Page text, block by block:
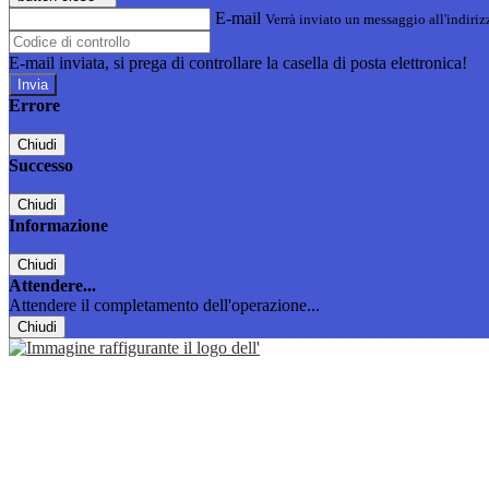
E-mail Verrà inviato un messaggio
E-mail inviata, si prega di controllare la casella di posta elettronica!
Errore
Chiudi
Successo
Chiudi
Informazione
Chiudi
Attendere...
Attendere il completamento dell'operazione...
Chiudi